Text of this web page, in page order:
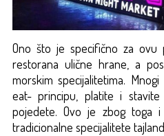
Ono što je specifično za
restorana ulične hrane, a
morskim specijalitetima.
eat- principu, platite i
pojedete. Ovo je zbog toga
tradicionalne specijalitete